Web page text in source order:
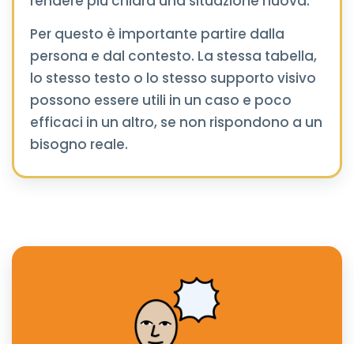
Per questo è importante partire dalla
persona e dal contesto. La stessa tabella,
lo stesso testo o lo stesso supporto visivo
possono essere utili in un caso e poco
efficaci in un altro, se non rispondono a un
bisogno reale.